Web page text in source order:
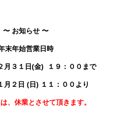
〜 お知らせ 〜
末年始営業日時
３１日(金) １９：００まで
２日 (日) １１：００より
、休業とさせて頂きます。